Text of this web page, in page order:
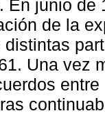
En junio
de la
Una vez